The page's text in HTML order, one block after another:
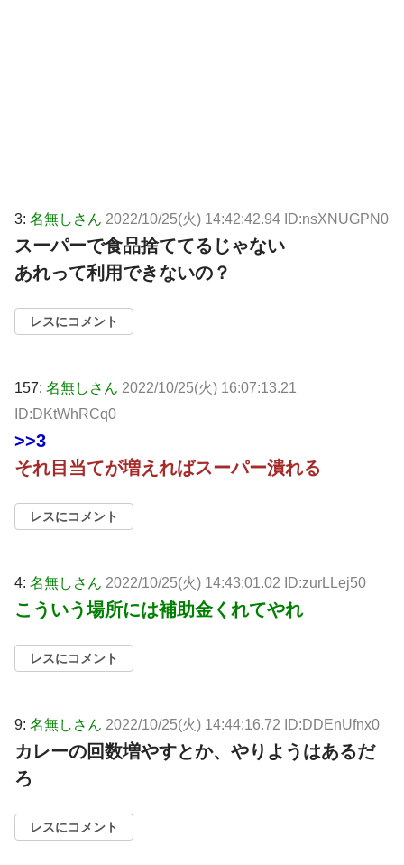
3: 名無しさん 2022/10/25(火) 14:42:42.94 ID:nsXNUGPN0
スーパーで食品捨ててるじゃない
あれって利用できないの？
レスにコメント
157: 名無しさん 2022/10/25(火) 16:07:13.21
ID:DKtWhRCq0
>>3
それ目当てが増えればスーパー潰れる
レスにコメント
4: 名無しさん 2022/10/25(火) 14:43:01.02 ID:zurLLej50
こういう場所には補助金くれてやれ
レスにコメント
9: 名無しさん 2022/10/25(火) 14:44:16.72 ID:DDEnUfnx0
カレーの回数増やすとか、やりようはあるだ
ろ
レスにコメント